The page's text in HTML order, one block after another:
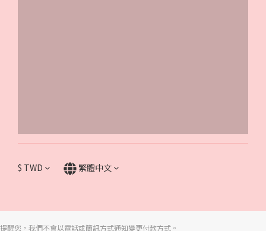
$ TWD 繁體中文
提醒您，我們不會以電話或簡訊方式通知變更付款方式。